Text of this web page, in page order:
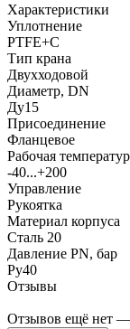
Характеристики
Уплотнение
PTFE+C
Тип крана
Двухходовой
Диаметр, DN
Ду15
Присоединение
Фланцевое
Рабочая
-40...+200
Управление
Рукоятка
Материал корпуса
Сталь 20
Давление PN, бар
Ру40
Отзывы
Отзывов ещё нет